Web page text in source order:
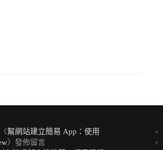
幫網站建立簡易 App：使用
〉發佈留言